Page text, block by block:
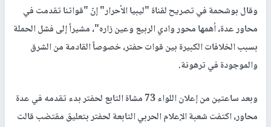
وقال بوشحمة في تصريح لقناة "ليبيا الأحرار" إنّ "قواتنا تقدمت في
محاور عدة، أهمها محور وادي الربيع وعين زاره"، مشيراً إلى فشل الحملة
بسبب الخلافات الكبيرة بين قوات حفتر، خصوصاً القادمة من الشرق
والموجودة في ترهونة.
وبعد ساعتين من إعلان اللواء 73 مشاة التابع لحفتر بدء تقدمه في عدة
محاور، اكتفت شعبة الإعلام الحربي التابعة لحفتر بتعليق مقتضب قالت